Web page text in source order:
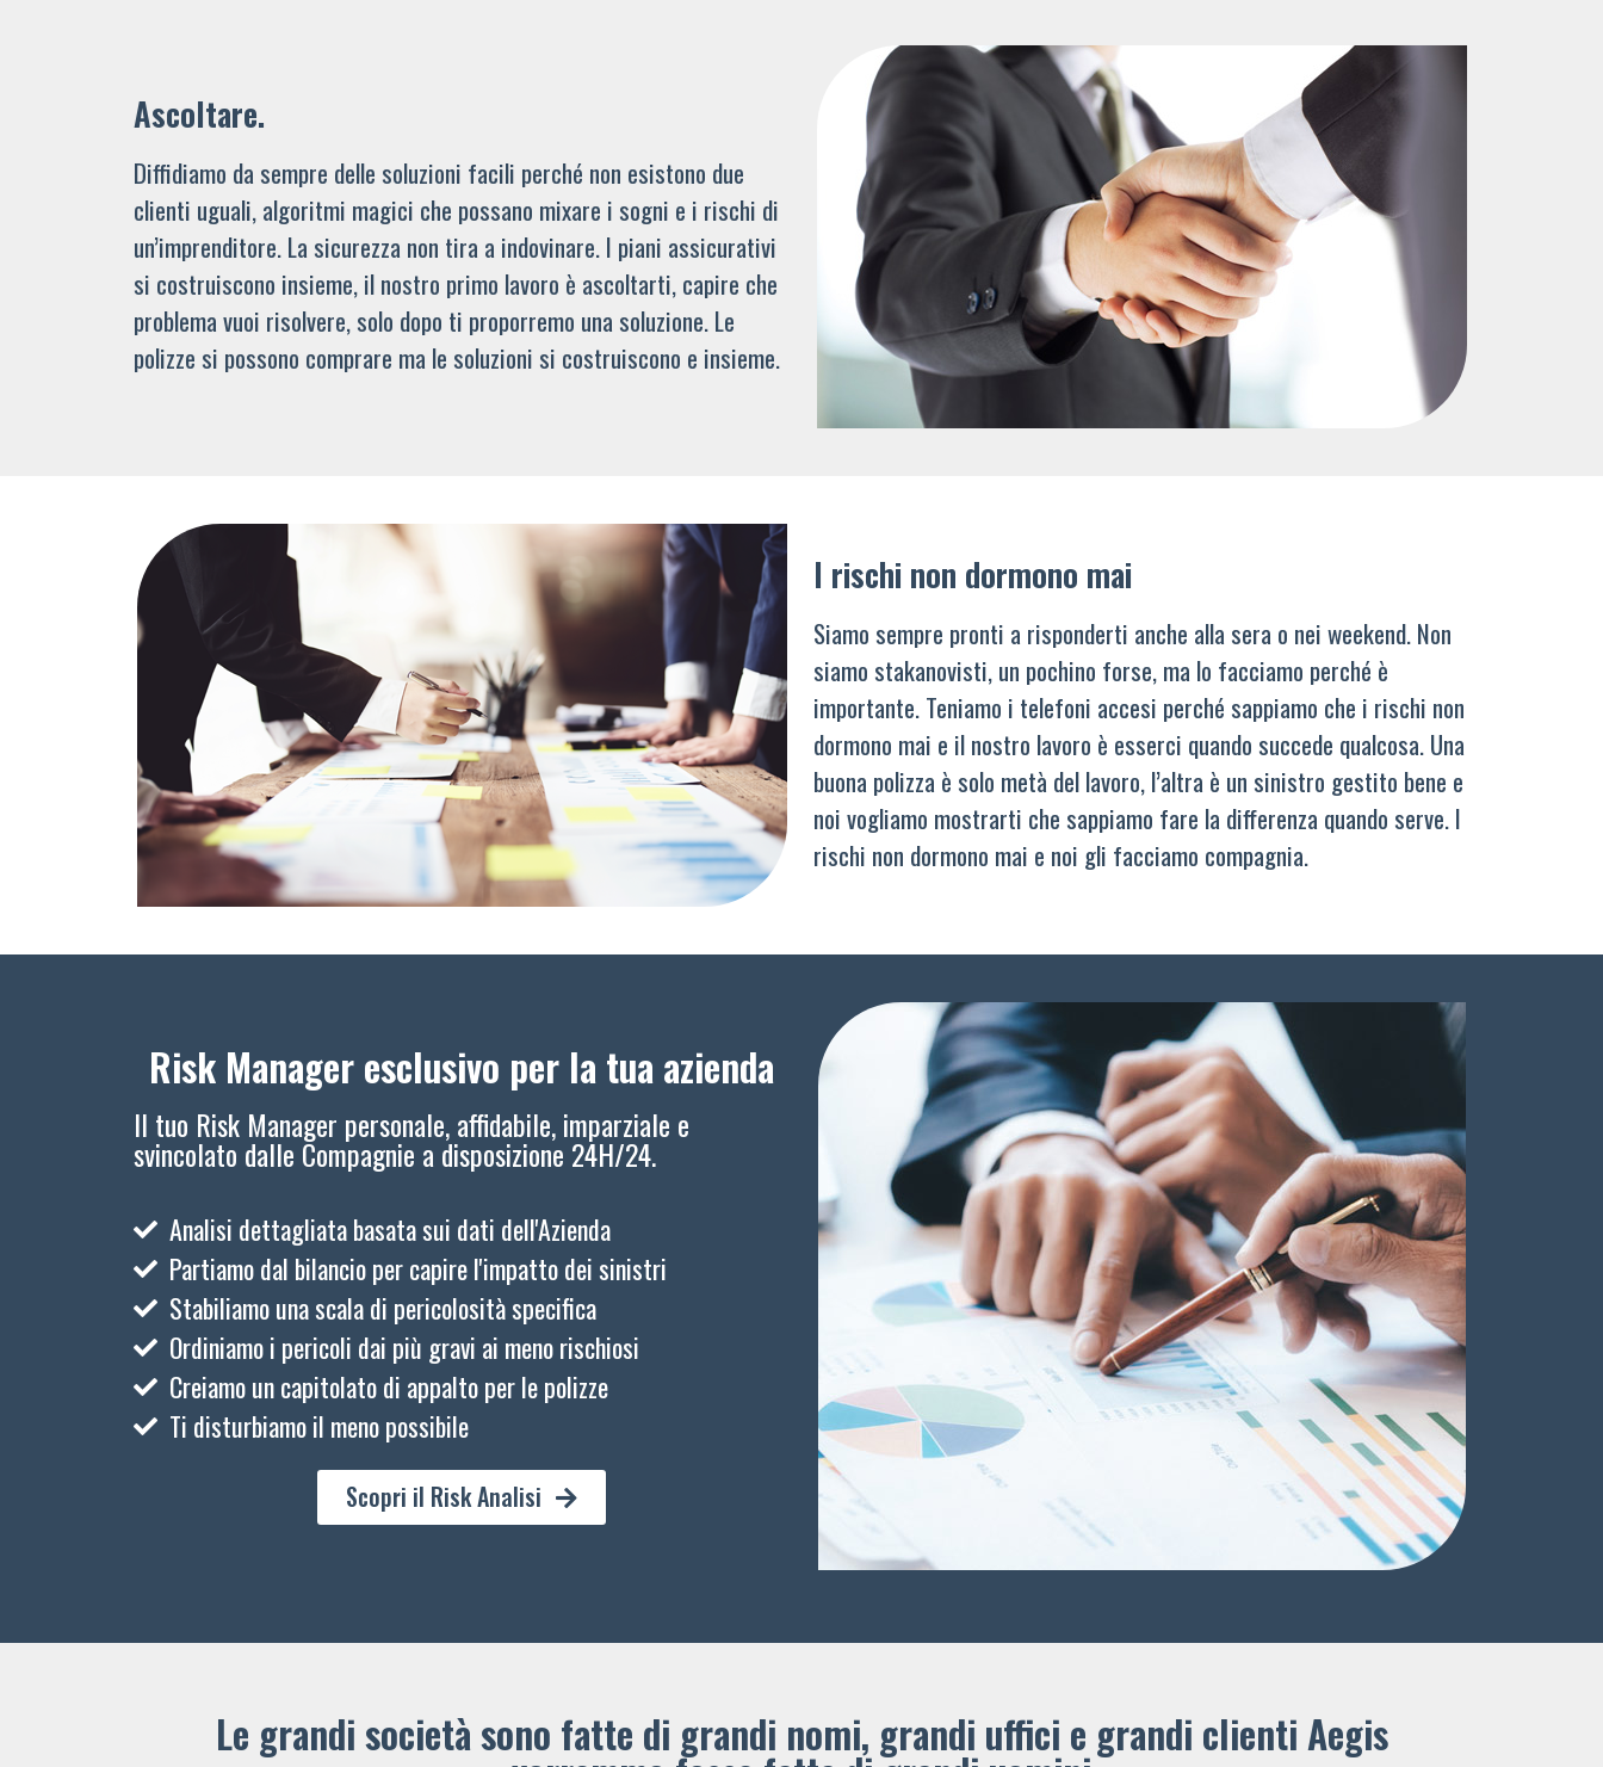
Ascoltare.
Diffidiamo da sempre delle soluzioni facili perché non esistono due
clienti uguali, algoritmi magici che possano mixare i sogni e i rischi di
un’imprenditore. La sicurezza non tira a indovinare. I piani assicurativi
si costruiscono insieme, il nostro primo lavoro è ascoltarti, capire che
problema vuoi risolvere, solo dopo ti proporremo una soluzione. Le
polizze si possono comprare ma le soluzioni si costruiscono e insieme.
I rischi non dormono mai
Siamo sempre pronti a risponderti anche alla sera o nei weekend. Non
siamo stakanovisti, un pochino forse, ma lo facciamo perché è
importante. Teniamo i telefoni accesi perché sappiamo che i rischi non
dormono mai e il nostro lavoro è esserci quando succede qualcosa. Una
buona polizza è solo metà del lavoro, l’altra è un sinistro gestito bene e
noi vogliamo mostrarti che sappiamo fare la differenza quando serve. I
rischi non dormono mai e noi gli facciamo compagnia.
Risk Manager esclusivo per la tua azienda
Il tuo Risk Manager personale, affidabile, imparziale e
svincolato dalle Compagnie a disposizione 24H/24.
Analisi dettagliata basata sui dati dell'Azienda
Partiamo dal bilancio per capire l'impatto dei sinistri
Stabiliamo una scala di pericolosità specifica
Ordiniamo i pericoli dai più gravi ai meno rischiosi
Creiamo un capitolato di appalto per le polizze
Ti disturbiamo il meno possibile
Scopri il Risk Analisi
Le grandi società sono fatte di grandi nomi, grandi uffici e grandi clienti ​Aegis